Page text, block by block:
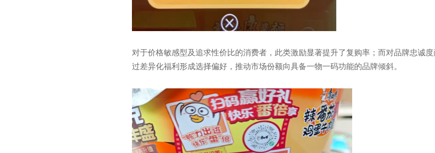
对于价格敏感型及追求性价比的消费者，此类激励显著提升了复购率；而对品牌忠诚
过差异化福利形成选择偏好，推动市场份额向具备一物一码功能的品牌倾斜。